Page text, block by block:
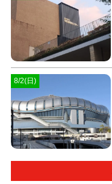
8/2(日)